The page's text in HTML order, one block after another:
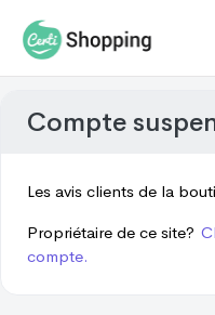
Compte
Les avis clients de la
Propriétaire de ce site?
compte.